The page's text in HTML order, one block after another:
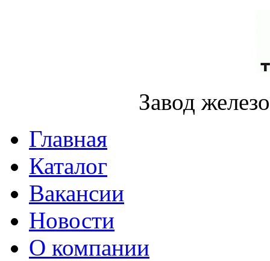
Завод
Главная
Каталог
Вакансии
Новости
О компании